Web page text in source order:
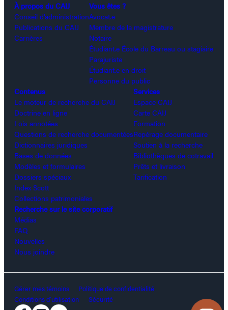
À propos du CAIJ
Conseil d’administration
Publications du CAIJ
Carrières
Vous êtes ?
Avocat.e
Membre de la magistrature
Notaire
Étudiant.e École du Barreau ou stagiaire
Parajuriste
Étudiant.e en droit
Personne du public
Contenus
Le moteur de recherche du CAIJ
Doctrine en ligne
Lois annotées
Questions de recherche documentées
Dictionnaires juridiques
Bases de données
Modèles et formulaires
Dossiers spéciaux
Index Scott
Collections patrimoniales
Services
Espace CAIJ
Carte CAIJ
Formation
Repérage documentaire
Soutien à la recherche
Bibliothèques de cotravail
Prêts et livraison
Tarification
Recherche sur le site corporatif
Médias
FAQ
Nouvelles
Nous joindre
Gérer mes témoins
Politique de confidentialité
Conditions d’utilisation
Sécurité